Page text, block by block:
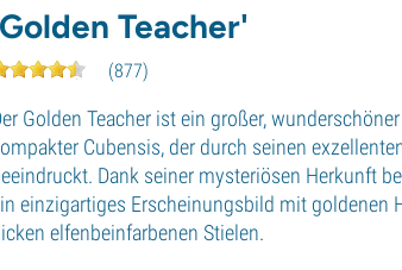
Teacher'
(877)
Golden Teacher ist ein großer,
Cubensis, der durch seinen
Dank seiner mysteriösen Herkunft
einzigartiges Erscheinungsbild mit goldenen
elfenbeinfarbenen Stielen.